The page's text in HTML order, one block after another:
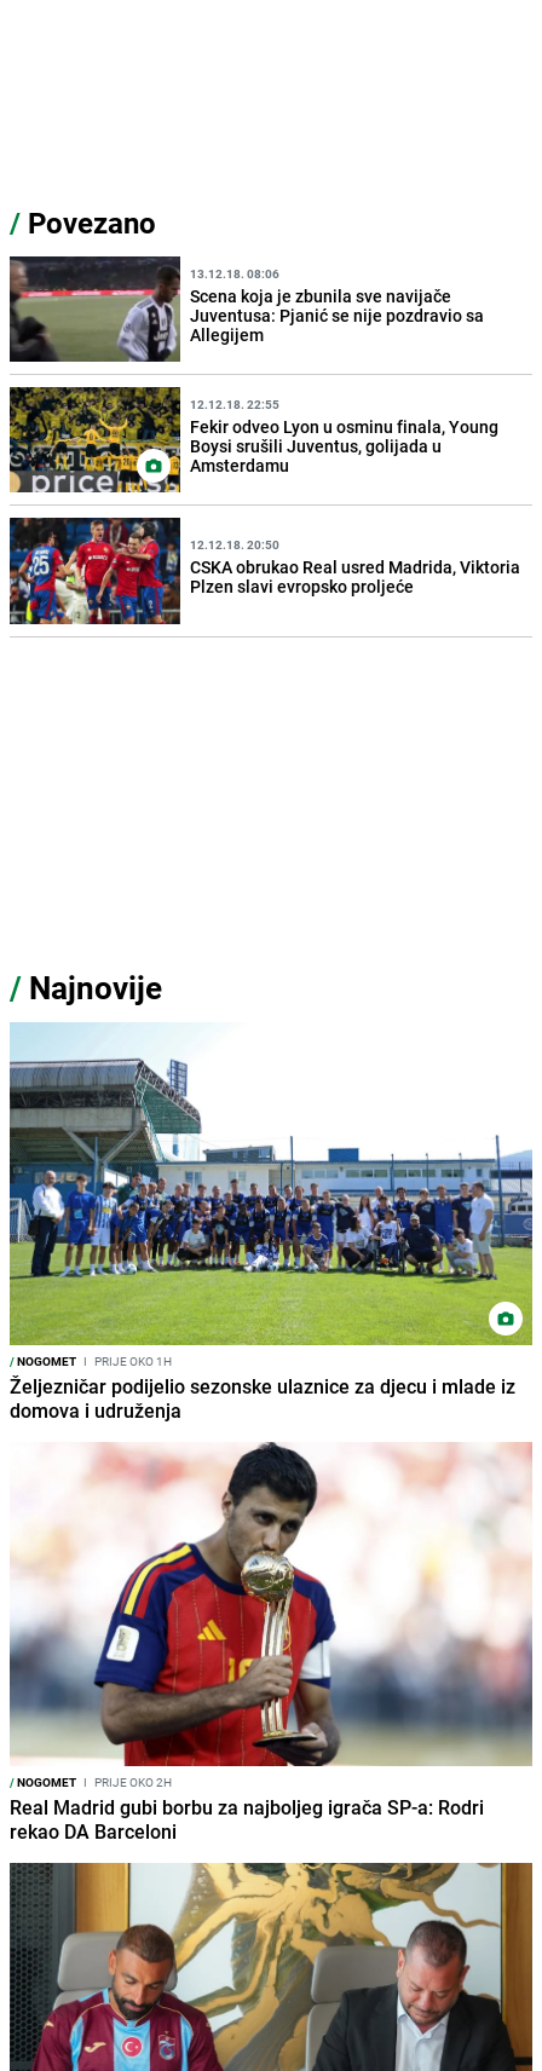
/ Povezano
13.12.18. 08:06
Scena koja je zbunila sve navijače
Juventusa: Pjanić se nije pozdravio sa
Allegijem
12.12.18. 22:55
Fekir odveo Lyon u osminu finala, Young
Boysi srušili Juventus, golijada u
Amsterdamu
12.12.18. 20:50
CSKA obrukao Real usred Madrida, Viktoria
Plzen slavi evropsko proljeće
/ Najnovije
/NOGOMET I PRIJE OKO 1H
Željezničar podijelio sezonske ulaznice za djecu i mlade iz
domova i udruženja
/NOGOMET I PRIJE OKO 2H
Real Madrid gubi borbu za najboljeg igrača SP-a: Rodri
rekao DA Barceloni